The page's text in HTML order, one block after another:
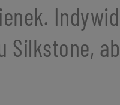
Silkstone,